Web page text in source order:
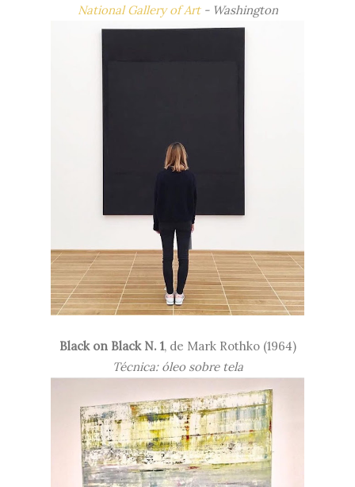
National Gallery of Art- Washington
Black on Black N. 1, de Mark Rothko (1964)
Técnica: óleo sobre tela